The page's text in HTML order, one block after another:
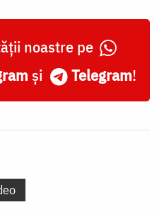
noastre pe
și Telegram!